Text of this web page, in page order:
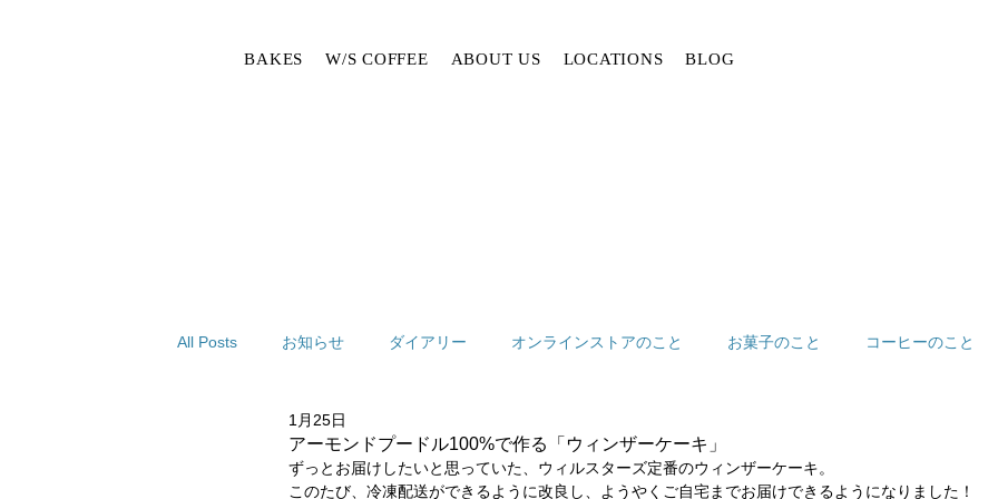
BAKES W/S COFFEE ABOUT US LOCATIONS BLOG
All Posts お知らせ ダイアリー オンラインストアのこと お菓子のこと コーヒーのこと
アーモンドプードル100%で作る「ウィンザーケーキ」
1月25日
ずっとお届けしたいと思っていた、ウィルスターズ定番のウィンザーケーキ。
このたび、冷凍配送ができるように改良し、ようやくご自宅までお届けできるようになりました！